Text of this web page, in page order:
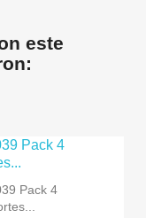
este
Pack 4